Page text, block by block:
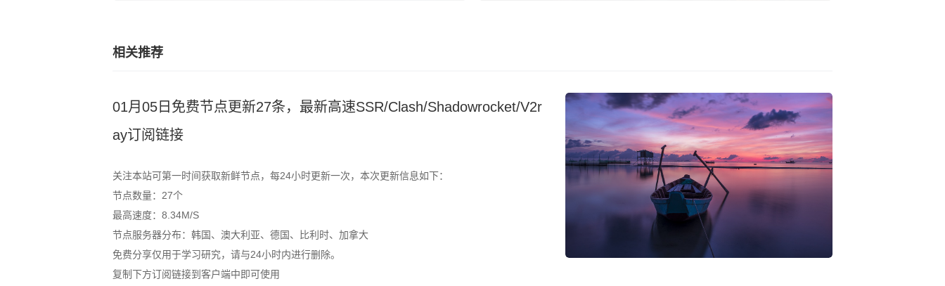
相关推荐
01月05日免费节点更新27条，最新高速SSR/Clash/Shadowrocket/V2r
ay订阅链接
关注本站可第一时间获取新鲜节点，每24小时更新一次，本次更新信息如下：
节点数量：27个
最高速度：8.34M/S
节点服务器分布：韩国、澳大利亚、德国、比利时、加拿大
免费分享仅用于学习研究，请与24小时内进行删除。
复制下方订阅链接到客户端中即可使用